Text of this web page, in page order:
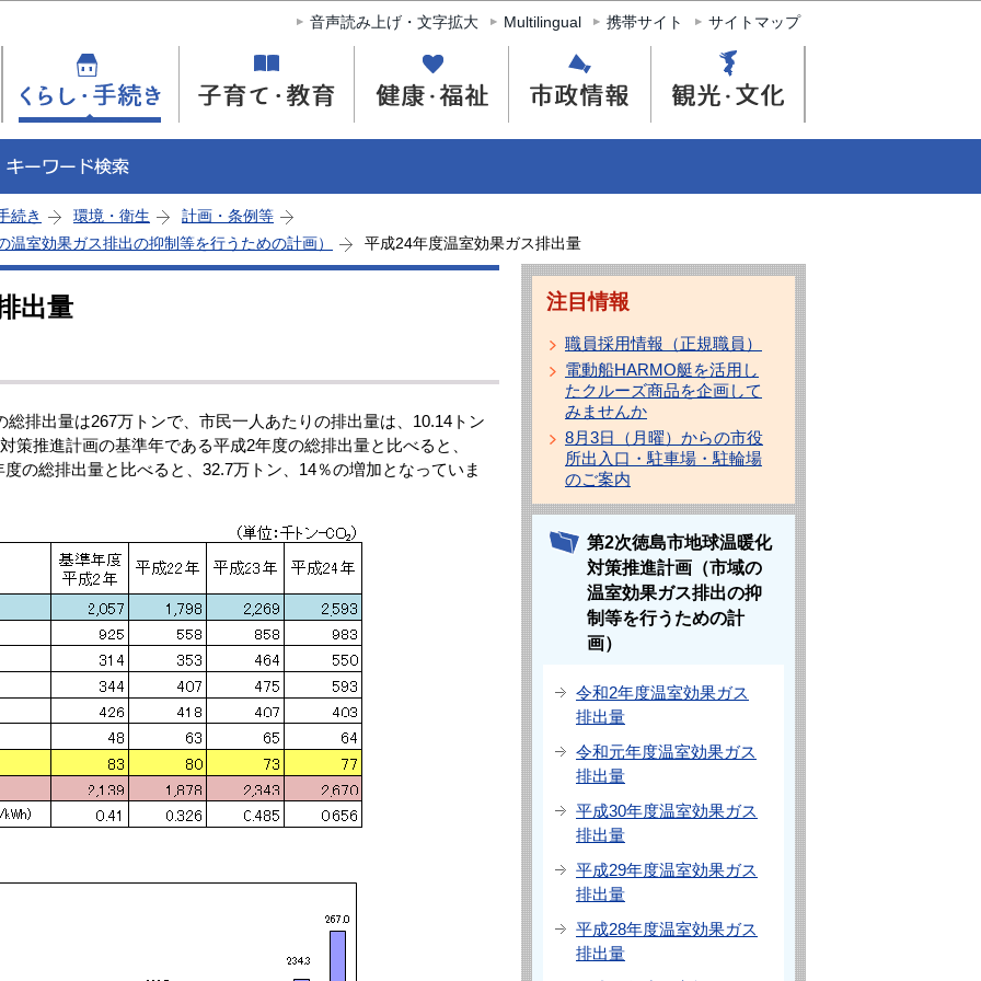
このページの本文へ移動
音声読み上げ・文字拡大 Multilingual 携帯サイト サイトマップ
続き 環境・衛生
計画・条例等
室効果ガス排出の抑制等を行うための計画）
平成24年度温室効果ガス排出量
出量
排出量は267万トンで、市民一人あたりの排出量は、10.14トン
策推進計画の基準年である平成2年度の総排出量と比べると、
の総排出量と比べると、32.7万トン、14％の増加となっていま
注目情報
職員採用情報（正規職員）
電動船HARMO艇を活用し
たクルーズ商品を企画して
みませんか
8月3日（月曜）からの市役
所出入口・駐車場・駐輪場
のご案内
第2次徳島市地球温暖化
対策推進計画（市域の
温室効果ガス排出の抑
制等を行うための計
画）
令和2年度温室効果ガス
排出量
令和元年度温室効果ガス
排出量
平成30年度温室効果ガス
排出量
平成29年度温室効果ガス
排出量
平成28年度温室効果ガス
排出量